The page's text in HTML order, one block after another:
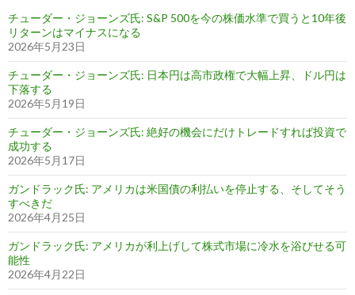
チューダー・ジョーンズ氏: S&P 500を今の株価水準で買うと10年後
リターンはマイナスになる
2026年5月23日
チューダー・ジョーンズ氏: 日本円は高市政権で大幅上昇、ドル円は
下落する
2026年5月19日
チューダー・ジョーンズ氏: 絶好の機会にだけトレードすれば投資で
成功する
2026年5月17日
ガンドラック氏: アメリカは米国債の利払いを停止する、そしてそう
すべきだ
2026年4月25日
ガンドラック氏: アメリカが利上げして株式市場に冷水を浴びせる可
能性
2026年4月22日